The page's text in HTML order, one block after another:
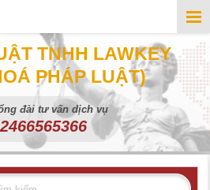
TNHH LAWKEY
PHÁP LUẬT)
đài tư vấn dịch vụ